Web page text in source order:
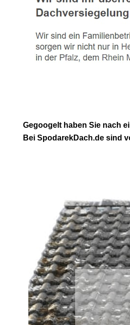
Gegoogelt haben Sie nach
Bei SpodarekDach.de sind